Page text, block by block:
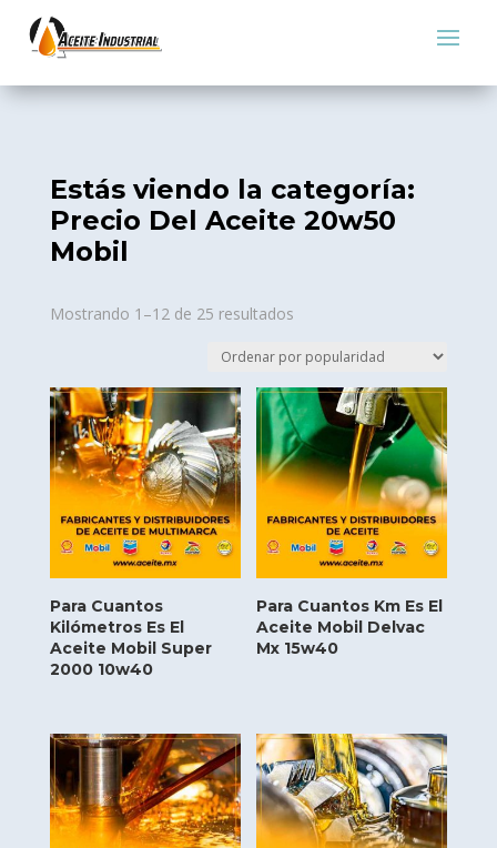
Estás viendo la categoría:
Precio Del Aceite 20w50
Mobil
Mostrando 1–12 de 25 resultadosSorted
popularity
Para Cuantos
Kilómetros Es El
Aceite Mobil Super
2000 10w40
Para Cuantos Km Es El
Aceite Mobil Delvac
Mx 15w40